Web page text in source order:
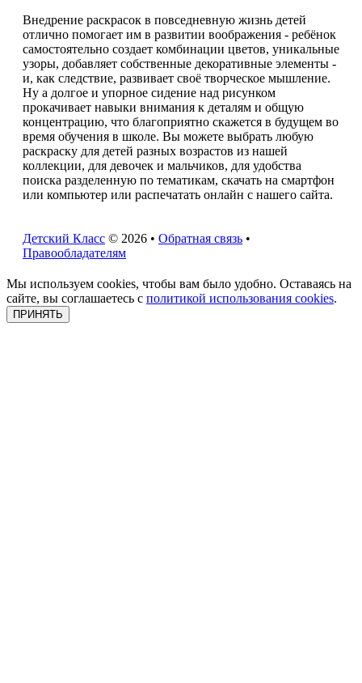
Внедрение раскрасок в повседневную жизнь детей
отлично помогает им в развитии воображения - ребёнок
самостоятельно создает комбинации цветов, уникальные
узоры, добавляет собственные декоративные элементы -
и, как следствие, развивает своё творческое мышление.
Ну а долгое и упорное сидение над рисунком
прокачивает навыки внимания к деталям и общую
концентрацию, что благоприятно скажется в будущем во
время обучения в школе. Вы можете выбрать любую
раскраску для детей разных возрастов из нашей
коллекции, для девочек и мальчиков, для удобства
поиска разделенную по тематикам, скачать на смартфон
или компьютер или распечатать онлайн с нашего сайта.
Детский Класс © 2026 • Обратная связь •
Правообладателям
Мы используем cookies, чтобы вам было удобно. Оставаясь на
сайте, вы соглашаетесь с политикой использования cookies.
ПРИНЯТЬ